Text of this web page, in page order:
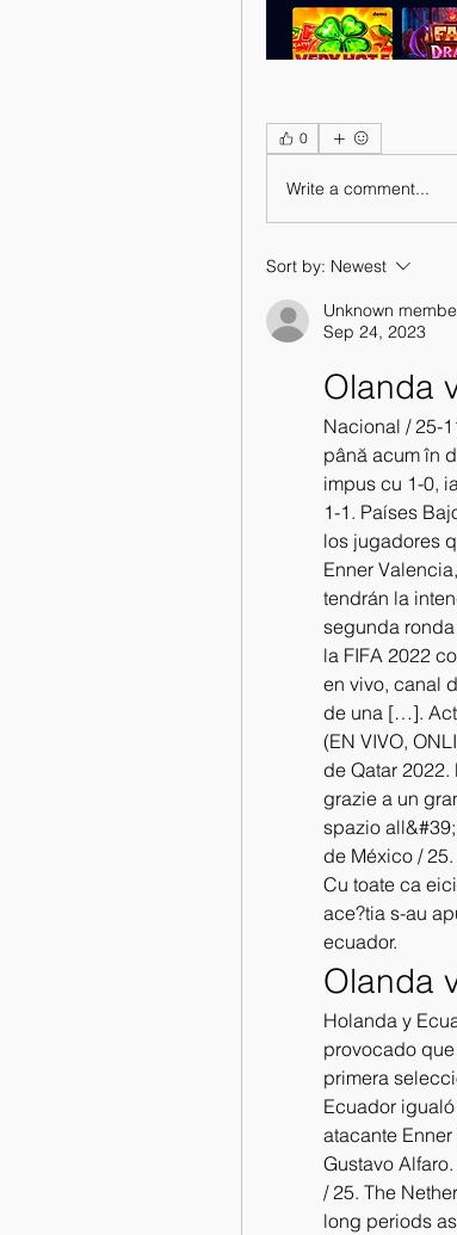
0
Write a comment...
Sort by: Newest
Unknown
Sep 24, 2023
Olanda
Nacional / 25-
până acum în
impus cu 1-0,
1-1. Países
los jugadores
Enner
tendrán la
segunda
la FIFA 2022
en vivo, canal
de una […].
(EN VIVO,
de Qatar
grazie a un
spazio
de México / 25.
Cu toate ca
ace?tia s-au
ecuador.
Olanda
Holanda y
provocado
primera
Ecuador
atacante
Gustavo
/ 25. The
long periods